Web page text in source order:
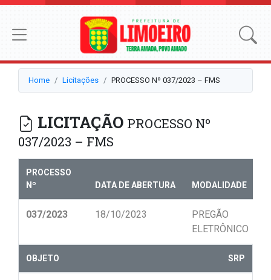
Home Licitações PROCESSO Nº 037/2023 – FMS
LICITAÇÃO PROCESSO Nº
037/2023 – FMS
PROCESSO
Nº
DATA DE ABERTURA MODALIDADE
037/2023 18/10/2023
PREGÃO
ELETRÔNICO
OBJETO SRP